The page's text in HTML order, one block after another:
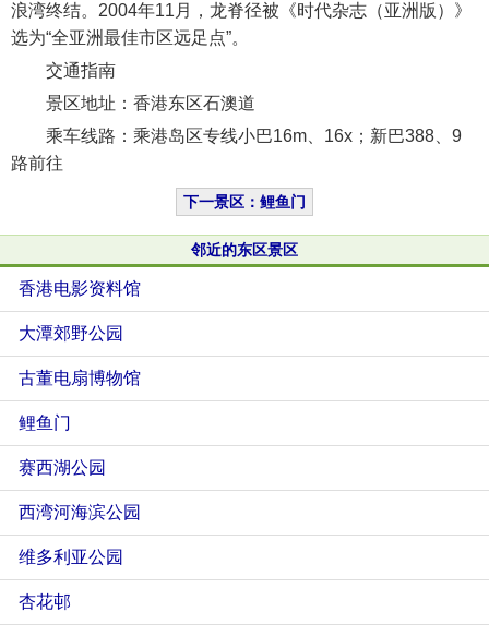
浪湾终结。2004年11月，龙脊径被《时代杂志（亚洲版）》
选为“全亚洲最佳市区远足点”。
交通指南
景区地址：香港东区石澳道
乘车线路：乘港岛区专线小巴16m、16x；新巴388、9
路前往
下一景区：鲤鱼门
邻近的东区景区
香港电影资料馆
大潭郊野公园
古董电扇博物馆
鲤鱼门
赛西湖公园
西湾河海滨公园
维多利亚公园
杏花邨